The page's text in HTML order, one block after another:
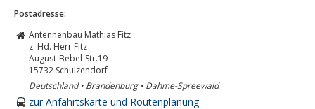
Postadresse:
Antennenbau Mathias Fitz
z. Hd. Herr Fitz
August-Bebel-Str.19
15732 Schulzendorf
Deutschland • Brandenburg • Dahme-Spreewald
zur Anfahrtskarte und Routenplanung